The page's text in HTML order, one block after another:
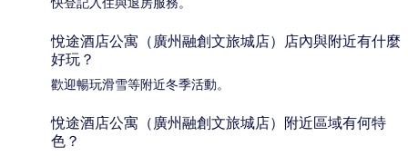
悅途酒店公寓（廣州融創文旅城店）店內與附近有什麼
好玩？
歡迎暢玩滑雪等附近冬季活動。
悅途酒店公寓（廣州融創文旅城店）附近區域有何特
色？